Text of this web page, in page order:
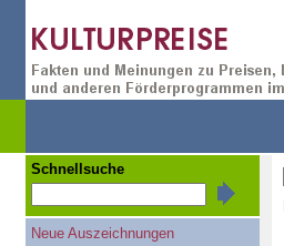
Schnellsuche
Neue Auszeichnungen